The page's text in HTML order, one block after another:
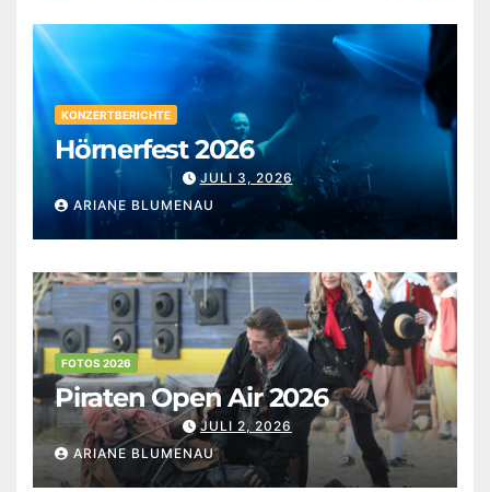
KONZERTBERICHTE
Hörnerfest 2026
JULI 3, 2026
ARIANE BLUMENAU
FOTOS 2026
Piraten Open Air 2026
JULI 2, 2026
ARIANE BLUMENAU